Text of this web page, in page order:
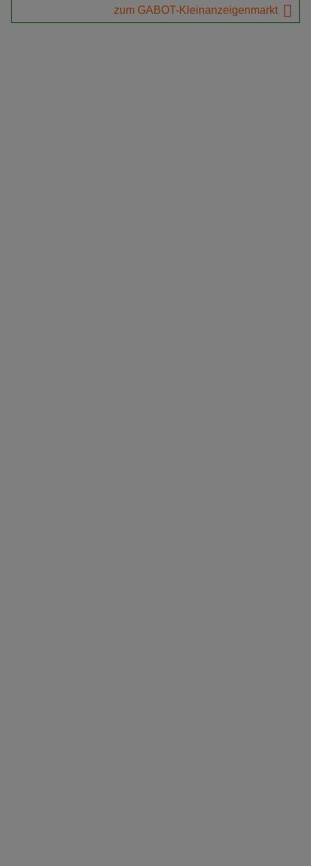
zum GABOT-Kleinanzeigenmarkt